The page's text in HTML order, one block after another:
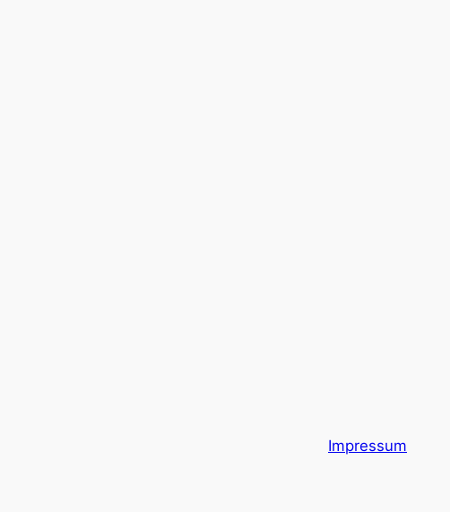
Impressum